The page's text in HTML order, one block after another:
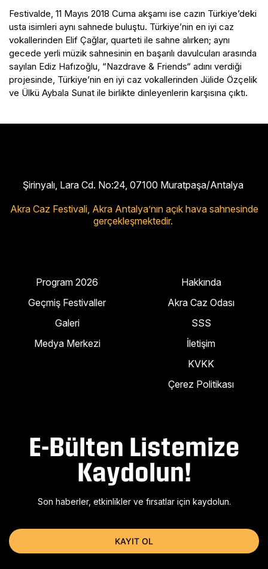
Festivalde, 11 Mayıs 2018 Cuma akşamı ise cazın Türkiye’deki
usta isimleri aynı sahnede buluştu. Türkiye’nin en iyi caz
vokallerinden Elif Çağlar, quarteti ile sahne alırken; aynı
gecede yerli müzik sahnesinin en başarılı davulcuları arasında
sayılan Ediz Hafızoğlu, “Nazdrave & Friends“ adını verdiği
projesinde, Türkiye’nin en iyi caz vokallerinden Jülide Özçelik
ve Ülkü Aybala Sunat ile birlikte dinleyenlerin karşısına çıktı.
Şirinyalı, Lara Cd. No:24, 07100 Muratpaşa/Antalya
Akra Caz Festivali, Akra Antalya’nın açık hava sahnesinde
gerçekleşmektedir.
Program 2026
Geçmiş Festivaller
Galeri
Medya Merkezi
Hakkında
Akra Caz Odası
SSS
İletişim
KVKK
Çerez Politikası
E-Bülten Listemize
Kaydolun!
Son haberler, etkinlikler ve fırsatlar için kaydolun.
KAYIT OL